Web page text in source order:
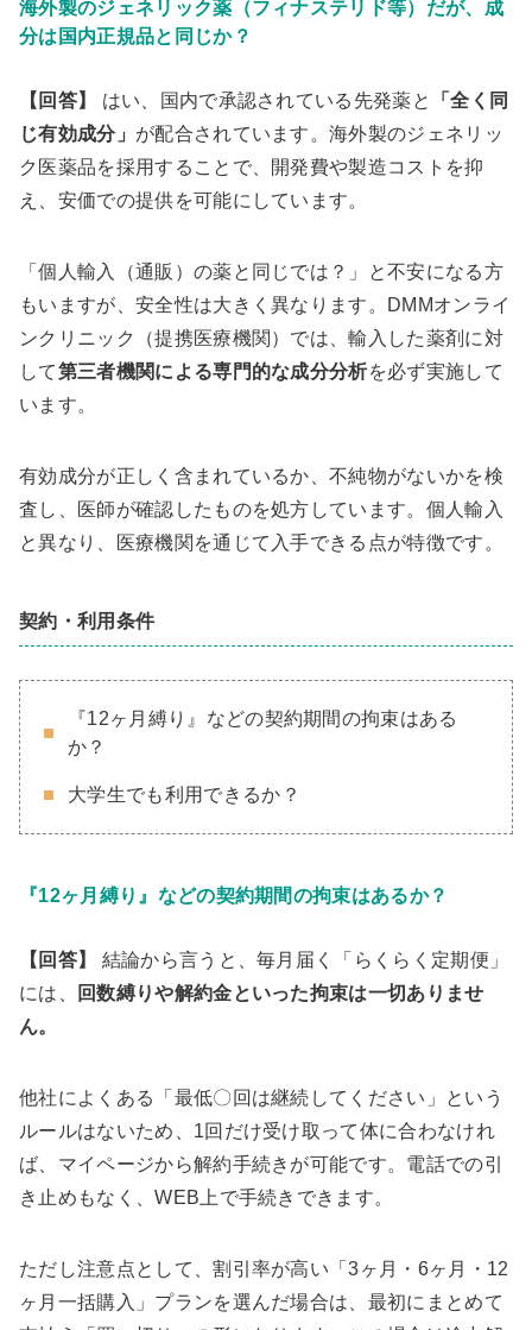
海外製のジェネリック薬（フィナステリド等）だが、成
分は国内正規品と同じか？
【回答】 はい、国内で承認されている先発薬と
「全く同
じ有効成分」 が配合されています。海外製のジェネリッ
ク医薬品を採用することで、開発費や製造コストを抑
え、安価での提供を可能にしています。
「個人輸入（通販）の薬と同じでは？」と不安になる方
もいますが、安全性は大きく異なります。DMMオンライ
ンクリニック（提携医療機関）では、輸入した薬剤に対
して第三者機関による専門的な成分分析を必ず実施して
います。
有効成分が正しく含まれているか、不純物がないかを検
査し、医師が確認したものを処方しています。個人輸入
と異なり、医療機関を通じて入手できる点が特徴です。
契約・利用条件
『12ヶ月縛り』などの契約期間の拘束はある
か？
大学生でも利用できるか？
『12ヶ月縛り』などの契約期間の拘束はあるか？
【回答】
結論から言うと、毎月届く「らくらく定期便」
には、
回数縛りや解約金といった拘束は一切ありませ
ん。
他社によくある「最低〇回は継続してください」という
ルールはないため、1回だけ受け取って体に合わなけれ
ば、マイページから解約手続きが可能です。電話での引
き止めもなく、WEB上で手続きできます。
ただし注意点として、割引率が高い「3ヶ月・6ヶ月・12
ヶ月一括購入」プランを選んだ場合は、最初にまとめて